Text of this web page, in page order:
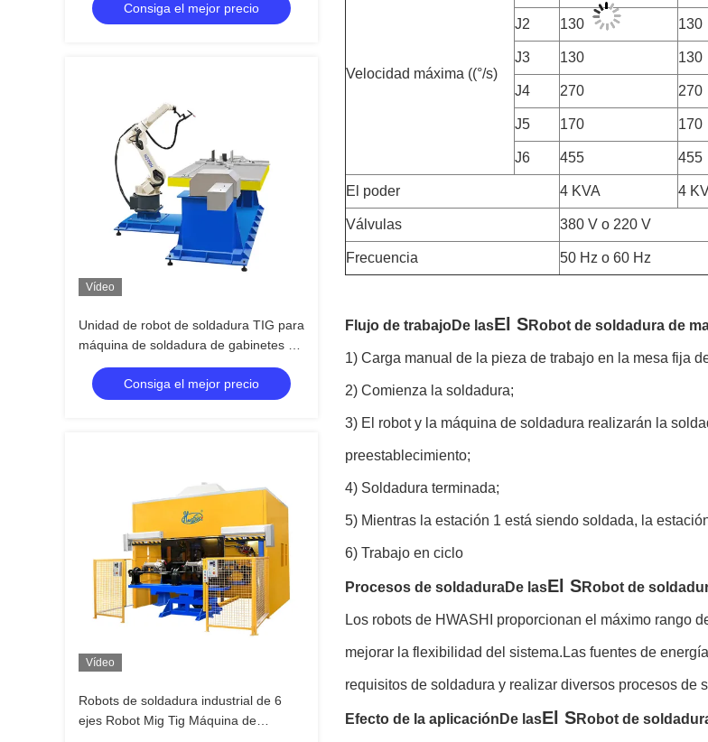
Consiga el mejor precio
Vídeo
Unidad de robot de soldadura TIG para
máquina de soldadura de gabinetes de
acero inoxidable
Consiga el mejor precio
Vídeo
Robots de soldadura industrial de 6
ejes Robot Mig Tig Máquina de
Velocidad máxima ((°/s)
J2 130 130
J3 130 130
J4 270 270
J5 170 170
J6 455 455
El poder 4 KVA 4
Válvulas 380 V o 220 V
Frecuencia 50 Hz o 60 Hz
Flujo de trabajoDe lasEl SRobot de soldadura de
1) Carga manual de la pieza de trabajo en la mesa fija
2) Comienza la soldadura;
3) El robot y la máquina de soldadura realizarán la
preestablecimiento;
4) Soldadura terminada;
5) Mientras la estación 1 está siendo soldada, la
6) Trabajo en ciclo
Procesos de soldaduraDe lasEl SRobot de
Los robots de HWASHI proporcionan el máximo rango
mejorar la flexibilidad del sistema.Las fuentes de
requisitos de soldadura y realizar diversos procesos de
Efecto de la aplicación De lasEl SRobot de